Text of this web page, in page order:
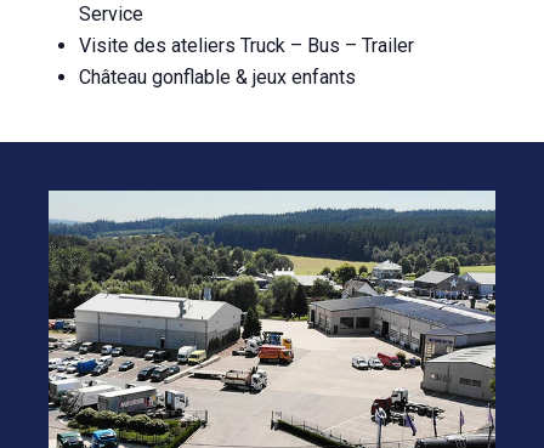
Service
Visite des ateliers Truck – Bus – Trailer
Château gonflable & jeux enfants